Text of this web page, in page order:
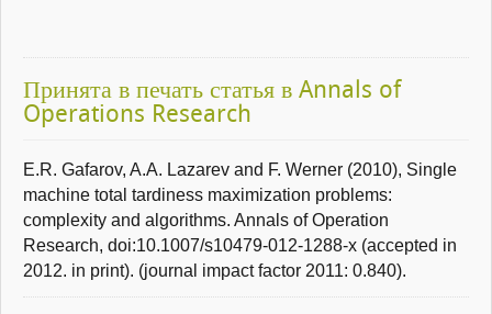
Принята в печать статья в Annals of
Operations Research
E.R. Gafarov, A.A. Lazarev and F. Werner (2010), Single
machine total tardiness maximization problems:
complexity and algorithms. Annals of Operation
Research, doi:10.1007/s10479-012-1288-x (accepted in
2012. in print). (journal impact factor 2011: 0.840).